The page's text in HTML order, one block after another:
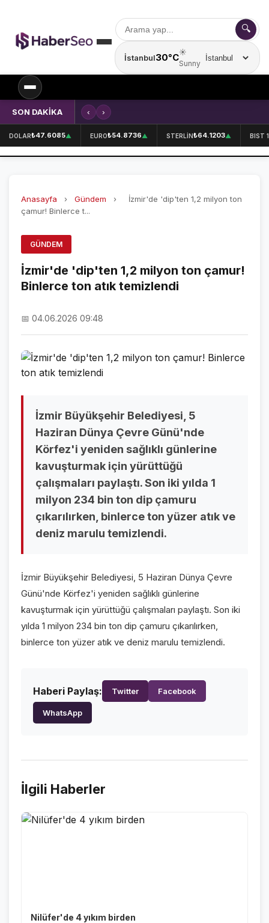
🔍
İstanbul30°C☀️
Sunny
Şehir seçin
SPOR
SPOR HABERLERİ
FENERBAHÇE
ÖZEL SAYFALAR
NAMAZ VAKİTLERİ
KRİPTO PARALAR
SON DAKİKA
VİDEO GALERİ
FOTO GALERİ
GALERİLER
FOTO GALERİ
SON DAKİKA ‹ ›
DOLAR₺47.6085▲ EURO₺54.8736▲ STERLİN₺64.1203▲ BIST
Anasayfa › Gündem ›
İzmir'de 'dip'ten 1,2 milyon ton
çamur! Binlerce t...
GÜNDEM
İzmir'de 'dip'ten 1,2 milyon ton çamur!
Binlerce ton atık temizlendi
📅 04.06.2026 09:48
İzmir Büyükşehir Belediyesi, 5
Haziran Dünya Çevre Günü'nde
Körfez'i yeniden sağlıklı günlerine
kavuşturmak için yürüttüğü
çalışmaları paylaştı. Son iki yılda 1
milyon 234 bin ton dip çamuru
çıkarılırken, binlerce ton yüzer atık ve
deniz marulu temizlendi.
İzmir Büyükşehir Belediyesi, 5 Haziran Dünya Çevre
Günü'nde Körfez'i yeniden sağlıklı günlerine
kavuşturmak için yürüttüğü çalışmaları paylaştı. Son iki
yılda 1 milyon 234 bin ton dip çamuru çıkarılırken,
binlerce ton yüzer atık ve deniz marulu temizlendi.
Haberi Paylaş: Twitter Facebook
WhatsApp
İlgili Haberler
Nilüfer'de 4 yıkım birden